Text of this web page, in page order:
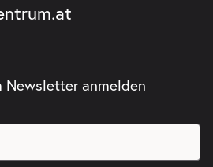
anmelden